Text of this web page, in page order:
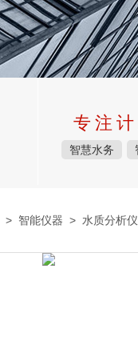
专注
智慧水务
> 智能仪器 > 水质分析仪